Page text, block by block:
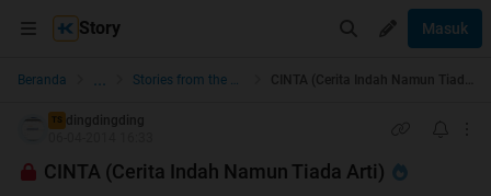
Story Masuk
Beranda ... Stories from the Heart
TS dingdingding
CINTA (Cerita Indah Namun Tiada Arti)